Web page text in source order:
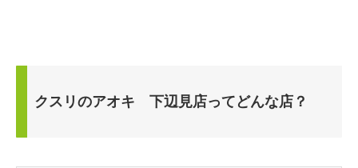
クスリのアオキ 下辺見店ってどんな店？